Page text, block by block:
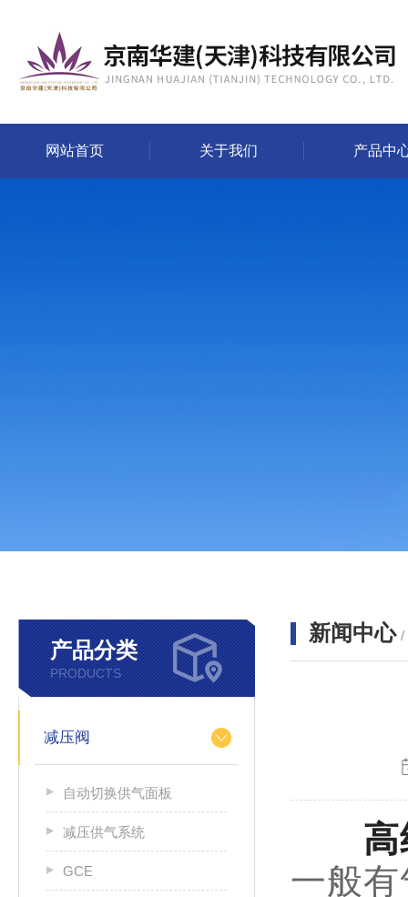
网站首页 关于我们 产品中
产品分类
PRODUCTS
减压阀
自动切换供气面板
减压供气系统
GCE
新闻中心 /
一般